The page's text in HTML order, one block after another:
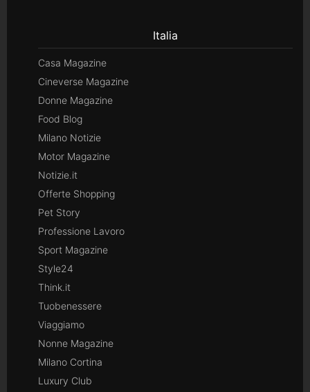
Italia
Casa Magazine
Cineverse Magazine
Donne Magazine
Food Blog
Milano Notizie
Motor Magazine
Notizie.it
Offerte Shopping
Pet Story
Professione Lavoro
Sport Magazine
Style24
Think.it
Tuobenessere
Viaggiamo
Nonne Magazine
Milano Cortina
Luxury Club